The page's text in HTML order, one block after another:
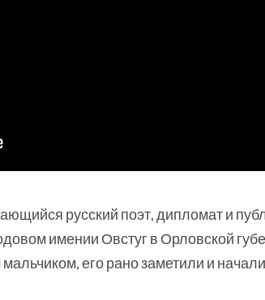
русский поэт, дипломат и
имении Овстуг в Орловской
его рано заметили и